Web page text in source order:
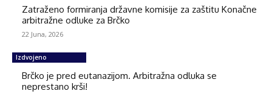
Zatraženo formiranja državne komisije za zaštitu Konačne
arbitražne odluke za Brčko
22 Juna, 2026
Izdvojeno
Brčko je pred eutanazijom. Arbitražna odluka se
neprestano krši!